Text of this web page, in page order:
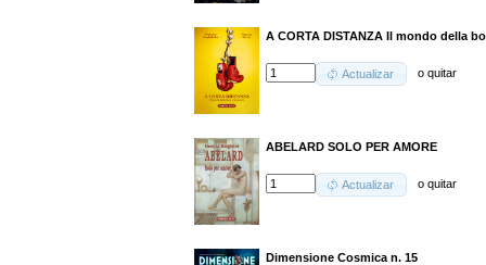
A CORTA DISTANZA Il mondo della
Actualizar oquitar
ABELARD SOLO PER AMORE
Actualizar oquitar
Dimensione Cosmica n. 15